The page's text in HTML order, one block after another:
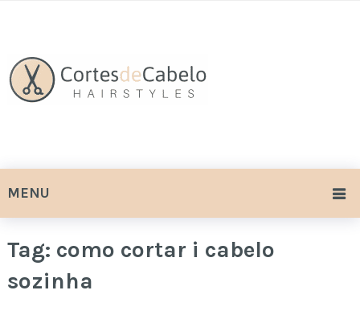
MENU
Tag: como cortar i cabelo
sozinha